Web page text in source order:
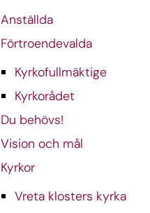
Anställda
Förtroendevalda
Kyrkofullmäktige
Kyrkorådet
Du behövs!
Vision och mål
Kyrkor
Vreta klosters kyrka